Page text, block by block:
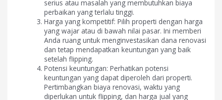
serius atau masalah yang membutuhkan biaya
perbaikan yang terlalu tinggi.
Harga yang kompetitif: Pilih properti dengan harga
yang wajar atau di bawah nilai pasar. Ini memberi
Anda ruang untuk menginvestasikan dana renovasi
dan tetap mendapatkan keuntungan yang baik
setelah flipping.
Potensi keuntungan: Perhatikan potensi
keuntungan yang dapat diperoleh dari properti.
Pertimbangkan biaya renovasi, waktu yang
diperlukan untuk flipping, dan harga jual yang